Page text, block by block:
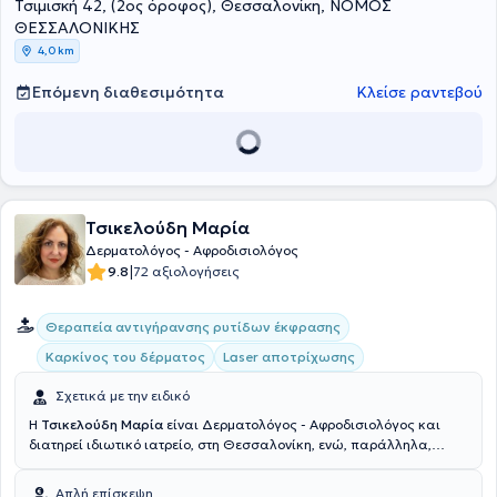
ραδιοσυχνότητες (Freeze), ενώ πραγματοποιεί χαρτογράφηση και
δερματοσκόπηση σπίλων. Τέλος, η γιατρός είναι μέλος του Ιατρικού
Συλλόγου Θεσσαλονίκης, της Ελληνικής Δερματολογικής και
Αφροδισιολογικής Εταιρείας, της Ελληνικής Δερματοχειρουργικής
Εταιρείας, της Ελληνικής Εταιρείας Ελευθέρων Επαγγελματιών
Δερματολόγων - Αφροδισιολόγων, της Ελληνικής Εταιρείας
Τσιμισκή 42, (2ος όροφος), Θεσσαλονίκη, ΝΟΜΟΣ
ΘΕΣΣΑΛΟΝΙΚΗΣ
4,0 km
Επόμενη διαθεσιμότητα Κλείσε ραντεβού
Τσικελούδη Μαρία
Δερματολόγος - Αφροδισιολόγος
9.8|72 αξιολογήσεις
Θεραπεία αντιγήρανσης ρυτίδων έκφρασης
Καρκίνος του δέρματος
Laser αποτρίχωσης
Σχετικά με την ειδικό
Η Τσικελούδη Μαρία είναι Δερματολόγος - Αφροδισιολόγος και
διατηρεί ιδιωτικό ιατρείο, στη Θεσσαλονίκη, ενώ, παράλληλα,
Aποφοίτησε το 2002 από την Ιατρική Σχολή του Αριστοτελείου
Απλή επίσκεψη